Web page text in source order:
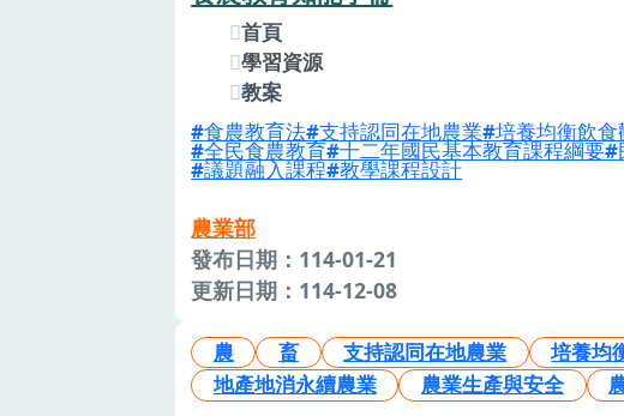
首頁
學習資源
教案
食農教育法 支持認同在地農業 培養均衡飲食
全民食農教育 十二年國民基本教育課程綱要
議題融入課程 教學課程設計
農業部
發布日期：114-01-21
更新日期：114-12-08
農 畜 支持認同在地農業 培養均
地產地消永續農業
農業生產與安全